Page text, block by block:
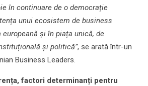
în continuare de o democrație
unui ecosistem de business
și în piața unică, de
și politică”, se arată într-un
Business Leaders.
factori determinanți pentru